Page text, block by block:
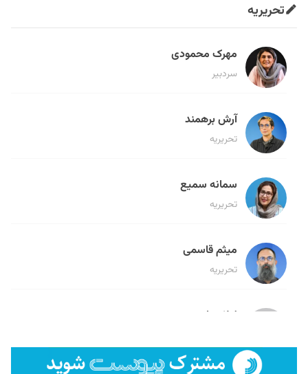
تحریریه
مهرک محمودی
سردبیر
آرش برهمند
تحریریه
سمانه سمیع
تحریریه
میثم قاسمی
تحریریه
لیلا حنارود